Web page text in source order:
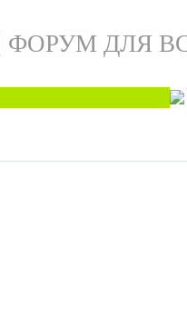
ФОРУМ ДЛЯ